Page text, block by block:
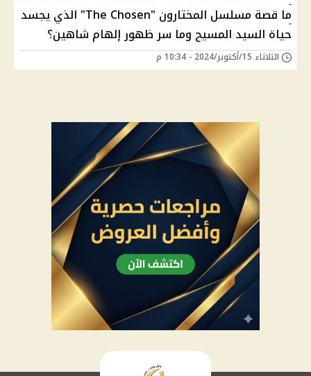
ما قصة مسلسل المختارون "The Chosen" الذي يجسد
حياة السيد المسيح وما سر ظهور إلهام شاهين؟
الثلاثاء 15/أكتوبر/2024 - 10:34 م